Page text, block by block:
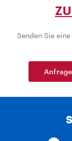
Senden Sie